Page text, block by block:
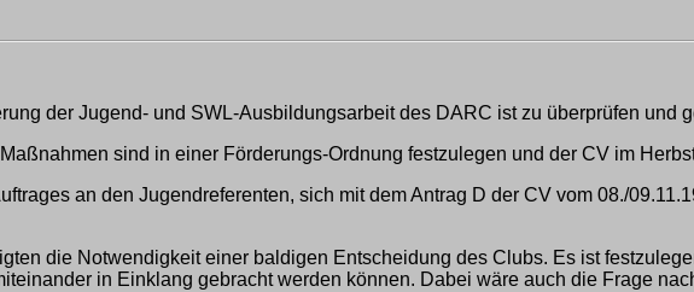
der Jugend- und SWL-Ausbildungsarbeit des DARC ist zu überprüfen und
sind in einer Förderungs-Ordnung festzulegen und der CV im
an den Jugendreferenten, sich mit dem Antrag D der CV vom 08./
die Notwendigkeit einer baldigen Entscheidung des Clubs. Es ist
in Einklang gebracht werden können. Dabei wäre auch die Frage